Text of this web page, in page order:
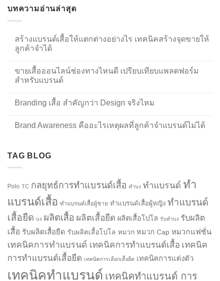
บทความอ่านล่าสุด
สร้างแบรนด์เสื้อให้แตกต่างอย่างไร เทคนิคสร้างจุดขายให้
ลูกค้าจำได้
ขายเสื้อออนไลน์ช่องทางไหนดี เปรียบเทียบแพลตฟอร์ม
สำหรับแบรนด์
Branding เสื้อ สำคัญกว่า Design จริงไหม
Brand Awareness คืออะไรเหตุผลที่ลูกค้าจำแบรนด์ไม่ได้
TAG BLOG
Polo TC กลยุทธ์การทำแบรนด์เสื้อ ทำบง ทำแบรนด์ ทำ
แบรนด์เสื้อ ทำแบรนด์เสื้อผู้ชาย ทำแบรนด์เสื้อผู้หญิง ทำแบรนด์
เสื้อยืด บง ผลิตเสื้อ ผลิตเสื้อยืด ผลิตเสื้อโปโล รับทำบง รับผลิต
เสื้อ รับผลิตเสื้อยืด รับผลิตเสื้อโปโล หมวก หมวก Cap หมวกแฟชั่น
เทคนิคการทำแบรนด์ เทคนิคการทำแบรนด์เสื้อ เทคนิค
การทำแบรนด์เสื้อยืด เทคนิคการเลือกเสื้อยืด เทคนิคการแต่งตัว
เทคนิคทำแบรนด์ เทคนิคทำแบรนด์ การ